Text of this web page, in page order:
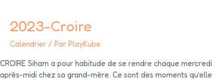
2023-Croire
Calendrier / Par PlayKube
CROIRE Siham a pour habitude de se rendre chaque mercredi
après-midi chez sa grand-mère. Ce sont des moments qu’elle